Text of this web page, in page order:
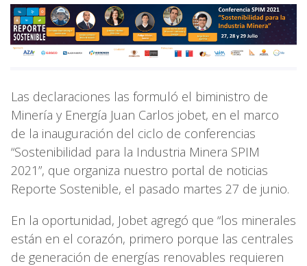
Las declaraciones las formuló el biministro de
Minería y Energía Juan Carlos jobet, en el marco
de la inauguración del ciclo de conferencias
“Sostenibilidad para la Industria Minera SPIM
2021”, que organiza nuestro portal de noticias
Reporte Sostenible, el pasado martes 27 de junio.
En la oportunidad, Jobet agregó que “los minerales
están en el corazón, primero porque las centrales
de generación de energías renovables requieren